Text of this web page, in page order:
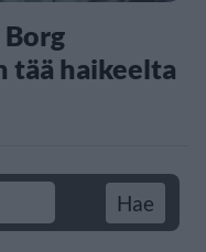
tää haikeelta